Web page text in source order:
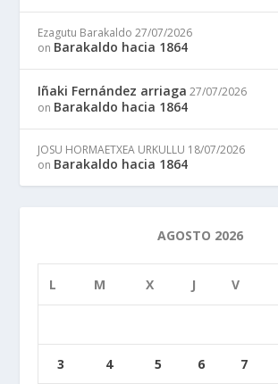
Ezagutu Barakaldo 27/07/2026
on Barakaldo hacia 1864
Iñaki Fernández arriaga 27/07/2026
on Barakaldo hacia 1864
JOSU HORMAETXEA URKULLU 18/07/2026
on Barakaldo hacia 1864
AGOSTO 2026
L M X J V
3 4 5 6 7